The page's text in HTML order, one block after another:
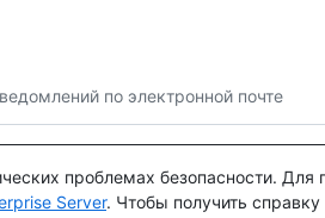
по электронной почте
проблемах безопасности. Для
Server. Чтобы получить справку